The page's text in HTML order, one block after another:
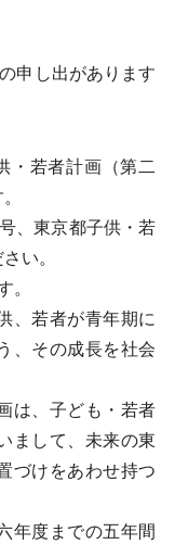
申し出があります
若者計画（第二
、東京都子供・若
い。
。
、若者が青年期に
、その成長を社会
は、子ども・若者
まして、未来の東
づけをあわせ持つ
年度までの五年間